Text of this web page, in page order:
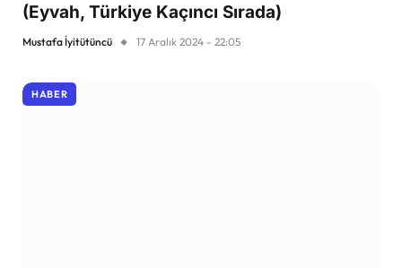
(Eyvah, Türkiye Kaçıncı Sırada)
Mustafa İyitütüncü 17 Aralık 2024 - 22:05
HABER